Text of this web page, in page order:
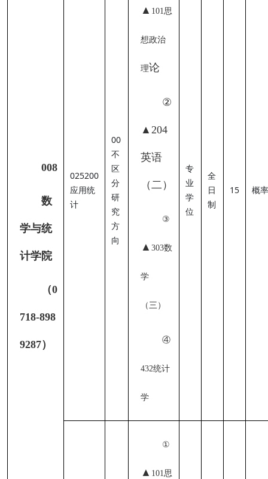
008
数
学与统
计学院
（0
718-898
9287）
025200
应用统
计
00
不
区
分
研
究
方
向
▲ 101思
想政治
理论
②
▲ 204
英语
（二）
③
▲ 303数
学
（三）
④
432统计
学
专
业
学
位
全
日
制
15 概
①
▲ 101思